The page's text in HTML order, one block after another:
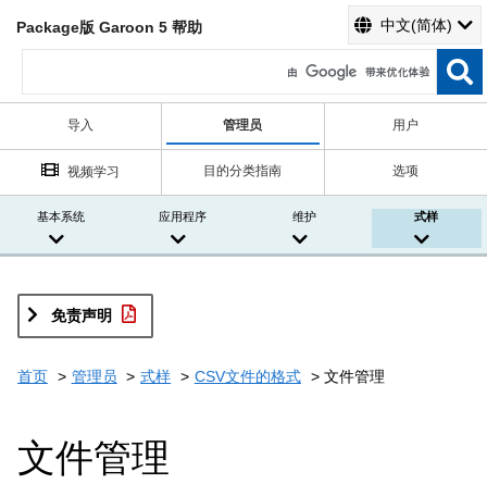
Package版 Garoon 5 帮助 中文(简体)
导入 管理员 用户
视频学习 目的分类指南 选项
基本系统 应用程序 维护 式样
免责声明
首页 管理员 式样 CSV文件的格式 文件管理
文件管理